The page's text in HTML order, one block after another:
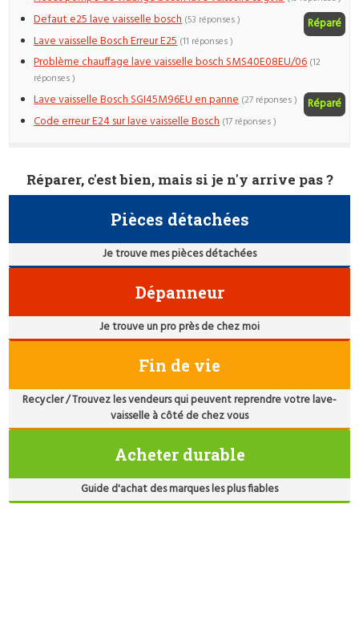
Defaut e25 lave vaisselle bosch Réparé
(53 réponses )
Lave vaisselle Bosch Erreur E25 (11 réponses )
Problème chauffage lave vaisselle bosch SMS40E08EU/06 (12
réponses )
Lave vaisselle Bosch SGI45M96EU en panne Réparé
(27 réponses )
Code erreur E24 sur lave vaisselle Bosch (17 réponses )
Réparer, c'est bien, mais si je n'y arrive pas ?
Pièces détachées
Je trouve mes pièces détachées
Dépanneur
Je trouve un pro près de chez moi
Fin de vie
Recycler / Trouvez les vendeurs qui peuvent reprendre votre lave-
vaisselle à côté de chez vous
Acheter durable
Guide d'achat des marques les plus fiables